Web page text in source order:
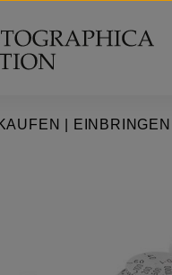
springen
| EINBRINGEN